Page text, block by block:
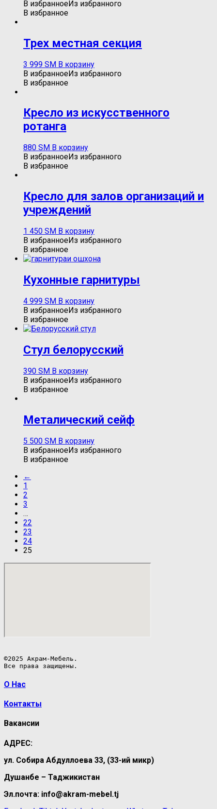
В избранноеИз избранного
В избранное
Трех местная секция
3 999 ЅМ В корзину
В избранноеИз избранного
В избранное
Кресло из искусственного
ротанга
880 ЅМ В корзину
В избранноеИз избранного
В избранное
Кресло для залов организаций и
учреждений
1 450 ЅМ В корзину
В избранноеИз избранного
В избранное
Кухонные гарнитуры
4 999 ЅМ В корзину
В избранноеИз избранного
В избранное
Стул белорусский
390 ЅМ В корзину
В избранноеИз избранного
В избранное
Металический сейф
5 500 ЅМ В корзину
В избранноеИз избранного
В избранное
←
1
2
3
…
22
23
24
25
©2025 Акрам-Мебель.
Все права защищены.
О Нас
Контакты
Вакансии
АДРЕС:
ул. Собира Абдуллоева 33, (33-ий микр)
Душанбе – Таджикистан
Эл.почта: info@akram-mebel.tj